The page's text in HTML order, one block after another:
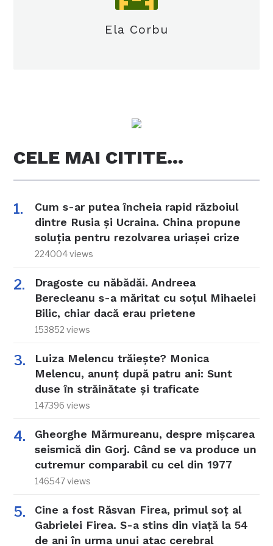
Ela Corbu
CELE MAI CITITE…
Cum s-ar putea încheia rapid războiul
dintre Rusia și Ucraina. China propune
soluția pentru rezolvarea uriașei crize
224004 views
Dragoste cu năbădăi. Andreea
Berecleanu s-a măritat cu soțul Mihaelei
Bilic, chiar dacă erau prietene
153852 views
Luiza Melencu trăiește? Monica
Melencu, anunț după patru ani: Sunt
duse în străinătate și traficate
147396 views
Gheorghe Mărmureanu, despre mișcarea
seismică din Gorj. Când se va produce un
cutremur comparabil cu cel din 1977
146547 views
Cine a fost Răsvan Firea, primul soț al
Gabrielei Firea. S-a stins din viață la 54
de ani în urma unui atac cerebral